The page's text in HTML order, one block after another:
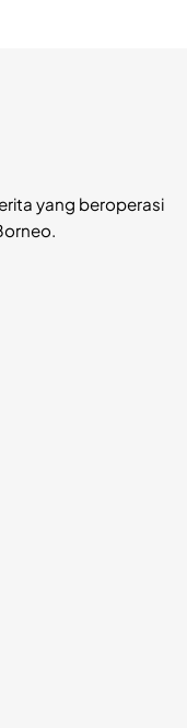
yang beroperasi